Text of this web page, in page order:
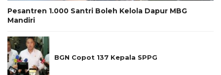
Pesantren 1.000 Santri Boleh Kelola Dapur MBG
Mandiri
BGN Copot 137 Kepala SPPG